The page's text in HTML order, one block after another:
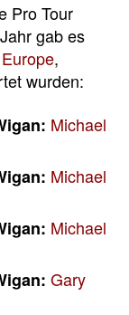
Pro Tour
gab es
,
wurden:
Michael
Michael
Michael
Gary